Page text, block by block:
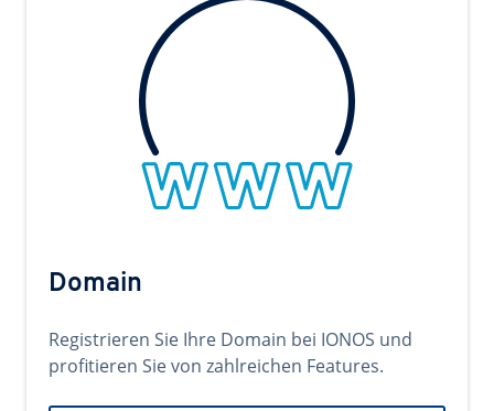
Domain
Registrieren Sie Ihre Domain bei IONOS und
profitieren Sie von zahlreichen Features.